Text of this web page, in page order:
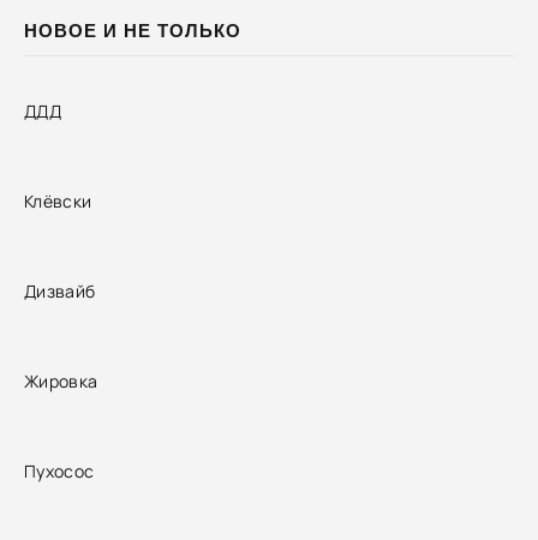
НОВОЕ И НЕ ТОЛЬКО
ДДД
Клёвски
Дизвайб
Жировка
Пухосос